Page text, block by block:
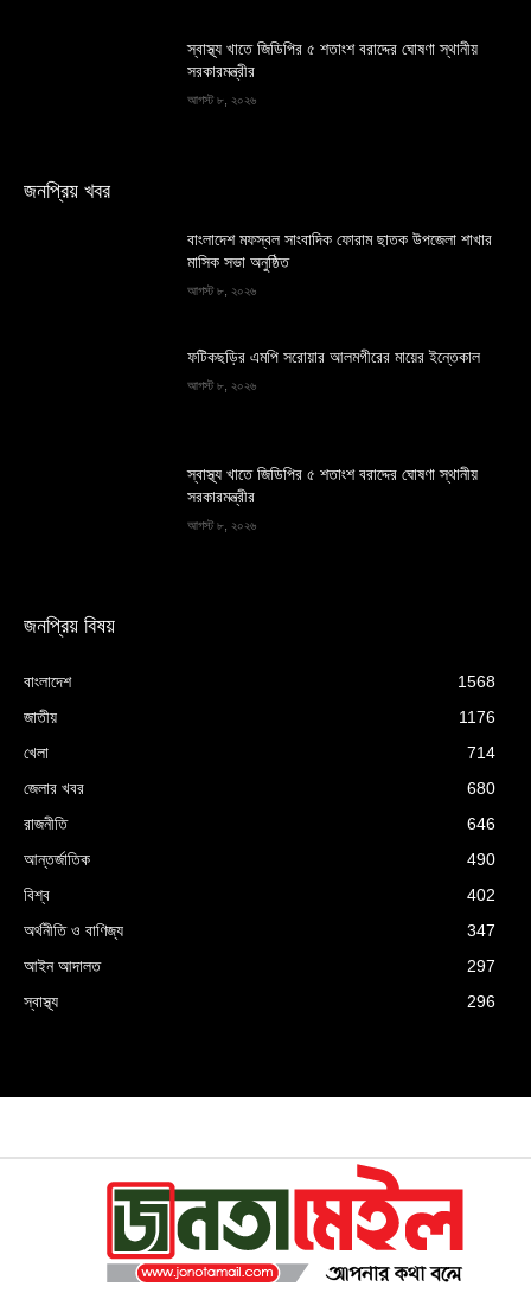
স্বাস্থ্য খাতে জিডিপির ৫ শতাংশ বরাদ্দের ঘোষণা স্থানীয়
সরকারমন্ত্রীর
আগস্ট ৮, ২০২৬
জনপ্রিয় খবর
বাংলাদেশ মফস্বল সাংবাদিক ফোরাম ছাতক উপজেলা শাখার
মাসিক সভা অনুষ্ঠিত
আগস্ট ৮, ২০২৬
ফটিকছড়ির এমপি সরোয়ার আলমগীরের মায়ের ইন্তেকাল
আগস্ট ৮, ২০২৬
স্বাস্থ্য খাতে জিডিপির ৫ শতাংশ বরাদ্দের ঘোষণা স্থানীয়
সরকারমন্ত্রীর
আগস্ট ৮, ২০২৬
জনপ্রিয় বিষয়
বাংলাদেশ
1568
জাতীয়
1176
খেলা
714
জেলার খবর
680
রাজনীতি
646
আন্তর্জাতিক
490
বিশ্ব
402
অর্থনীতি ও বাণিজ্য
347
আইন আদালত
297
স্বাস্থ্য
296